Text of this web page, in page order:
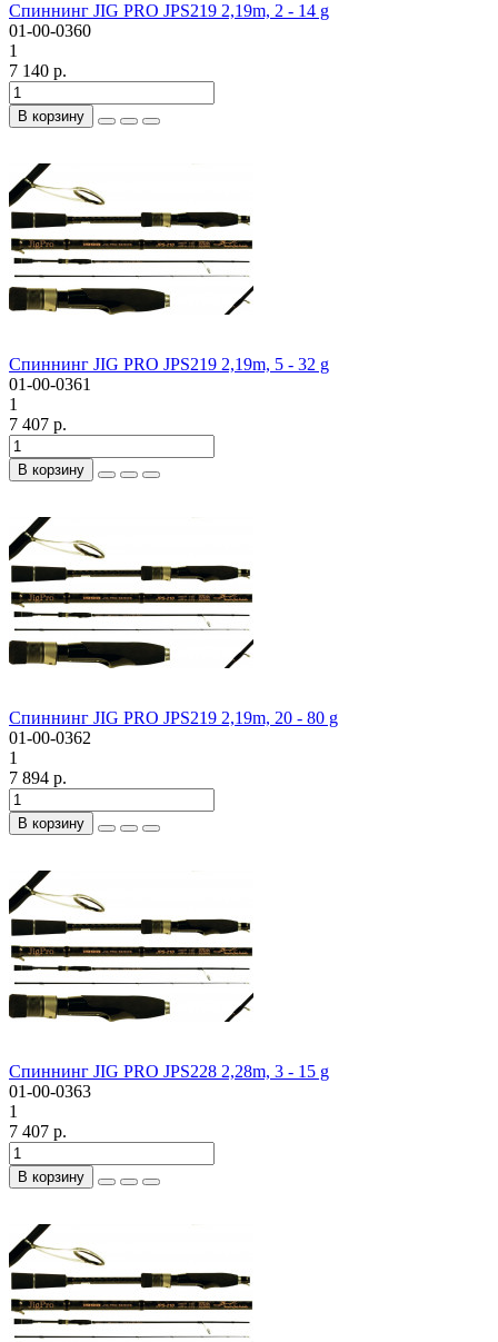
Спиннинг JIG PRO JPS219 2,19m, 2 - 14 g
01-00-0360
1
7 140 р.
В корзину
Спиннинг JIG PRO JPS219 2,19m, 5 - 32 g
01-00-0361
1
7 407 р.
В корзину
Спиннинг JIG PRO JPS219 2,19m, 20 - 80 g
01-00-0362
1
7 894 р.
В корзину
Спиннинг JIG PRO JPS228 2,28m, 3 - 15 g
01-00-0363
1
7 407 р.
В корзину